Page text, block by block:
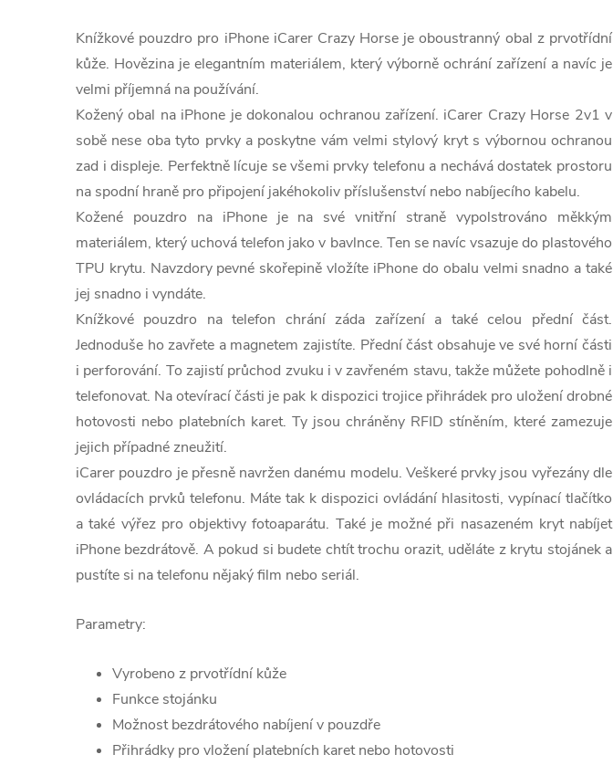
Knížkové pouzdro pro iPhone iCarer Crazy Horse je oboustranný obal z prvotřídní
kůže. Hovězina je elegantním materiálem, který výborně ochrání zařízení a navíc je
velmi příjemná na používání.
Kožený obal na iPhone je dokonalou ochranou zařízení. iCarer Crazy Horse 2v1 v
sobě nese oba tyto prvky a poskytne vám velmi stylový kryt s výbornou ochranou
zad i displeje. Perfektně lícuje se všemi prvky telefonu a nechává dostatek prostoru
na spodní hraně pro připojení jakéhokoliv příslušenství nebo nabíjecího kabelu.
Kožené pouzdro na iPhone je na své vnitřní straně vypolstrováno měkkým
materiálem, který uchová telefon jako v bavlnce. Ten se navíc vsazuje do plastového
TPU krytu. Navzdory pevné skořepině vložíte iPhone do obalu velmi snadno a také
jej snadno i vyndáte.
Knížkové pouzdro na telefon chrání záda zařízení a také celou přední část.
Jednoduše ho zavřete a magnetem zajistíte. Přední část obsahuje ve své horní části
i perforování. To zajistí průchod zvuku i v zavřeném stavu, takže můžete pohodlně i
telefonovat. Na otevírací části je pak k dispozici trojice přihrádek pro uložení drobné
hotovosti nebo platebních karet. Ty jsou chráněny RFID stíněním, které zamezuje
jejich případné zneužití.
iCarer pouzdro je přesně navržen danému modelu. Veškeré prvky jsou vyřezány dle
ovládacích prvků telefonu. Máte tak k dispozici ovládání hlasitosti, vypínací tlačítko
a také výřez pro objektivy fotoaparátu. Také je možné při nasazeném kryt nabíjet
iPhone bezdrátově. A pokud si budete chtít trochu orazit, uděláte z krytu stojánek a
pustíte si na telefonu nějaký film nebo seriál.
Parametry:
Vyrobeno z prvotřídní kůže
Funkce stojánku
Možnost bezdrátového nabíjení v pouzdře
Přihrádky pro vložení platebních karet nebo hotovosti